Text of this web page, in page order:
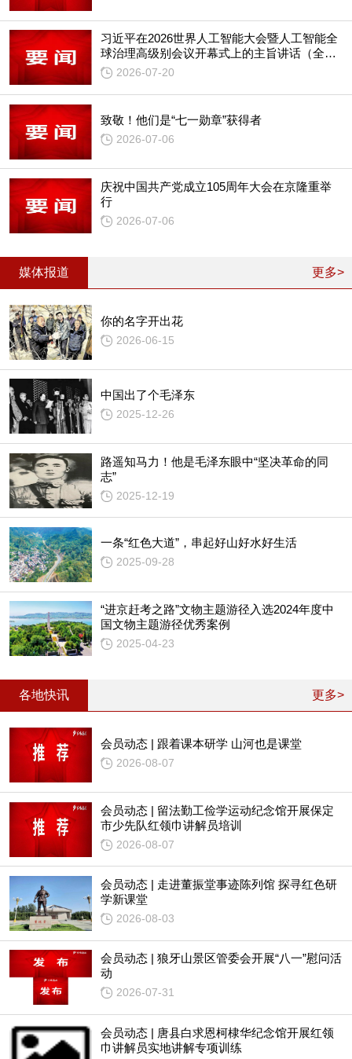
习近平在2026世界人工智能大会暨人工智能全
球治理高级别会议开幕式上的主旨讲话（全
文）2026-07-20
致敬！他们是“七一勋章”获得者
2026-07-06
庆祝中国共产党成立105周年大会在京隆重举
行
2026-07-06
媒体报道 更多>
你的名字开出花
2026-06-15
中国出了个毛泽东
2025-12-26
路遥知马力！他是毛泽东眼中“坚决革命的同
志”
2025-12-19
一条“红色大道”，串起好山好水好生活
2025-09-28
“进京赶考之路”文物主题游径入选2024年度中
国文物主题游径优秀案例
2025-04-23
各地快讯 更多>
会员动态 | 跟着课本研学 山河也是课堂
2026-08-07
会员动态 | 留法勤工俭学运动纪念馆开展保定
市少先队红领巾讲解员培训
2026-08-07
会员动态 | 走进董振堂事迹陈列馆 探寻红色研
学新课堂
2026-08-03
会员动态 | 狼牙山景区管委会开展“八一”慰问活
动
2026-07-31
会员动态 | 唐县白求恩柯棣华纪念馆开展红领
巾讲解员实地讲解专项训练